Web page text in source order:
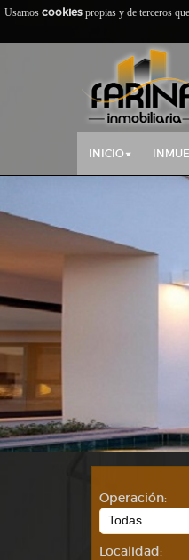
INICIO
Operación:
Localidad:
Usamos cookies propias y de terceros